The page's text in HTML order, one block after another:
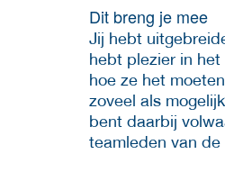
Dit breng je mee
Jij hebt
hebt plezier in
hoe ze het
zoveel als
bent daarbij
teamleden van de